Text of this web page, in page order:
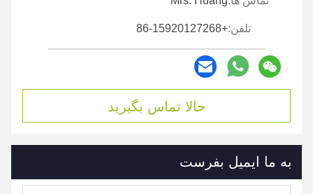
تلفن:+86-15920127268
حالا تماس بگیرید
به ما ایمیل بفرست